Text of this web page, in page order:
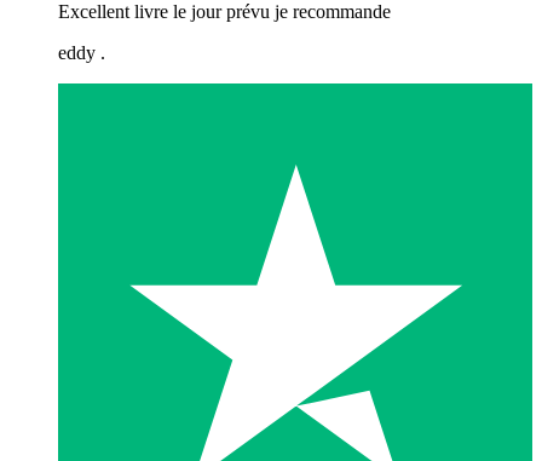
Excellent livre le jour prévu je recommande
eddy .